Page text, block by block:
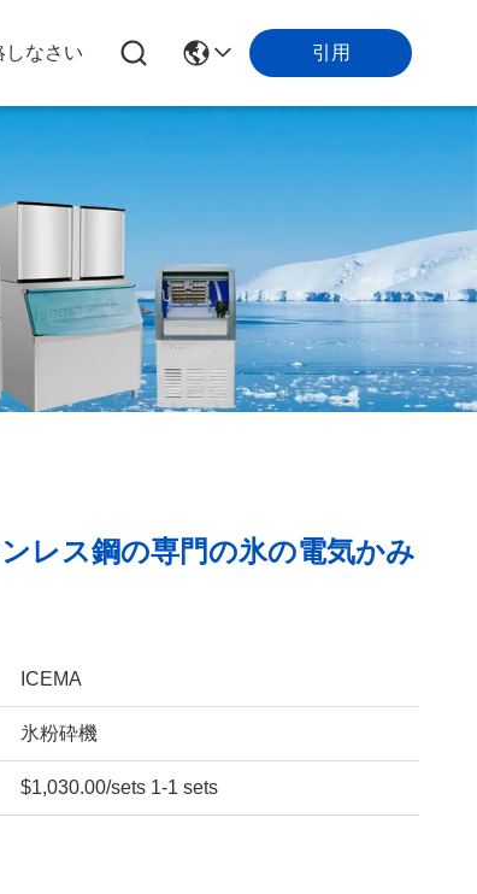
しなさい 引用
レス鋼の専門の氷の電気かみ
ICEMA
氷粉砕機
$1,030.00/sets 1-1 sets